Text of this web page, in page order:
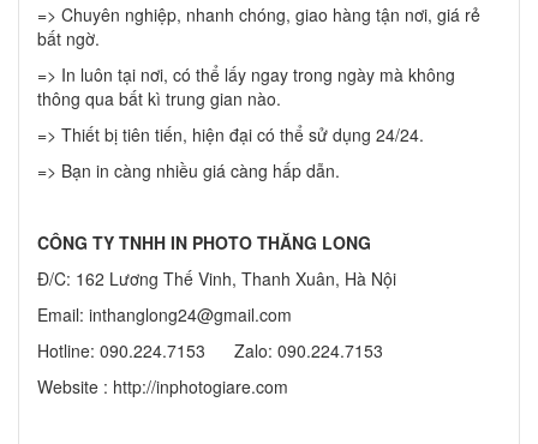
=> Chuyên nghiệp, nhanh chóng, giao hàng tận nơi, giá rẻ
bất ngờ.
=> In luôn tại nơi, có thể lấy ngay trong ngày mà không
thông qua bất kì trung gian nào.
=> Thiết bị tiên tiến, hiện đại có thể sử dụng 24/24.
=> Bạn in càng nhiều giá càng hấp dẫn.
CÔNG TY TNHH IN PHOTO THĂNG LONG
Đ/C: 162 Lương Thế Vinh, Thanh Xuân, Hà Nội
Email: inthanglong24@gmail.com
Hotline: 090.224.7153 Zalo: 090.224.7153
Website : http://inphotogiare.com